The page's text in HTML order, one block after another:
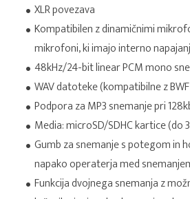
XLR povezava
Kompatibilen z dinamičnimi
mikrofoni, ki imajo interno
48kHz/24-bit linear PCM mono
WAV datoteke (kompatibilne z
Podpora za MP3 snemanje pri
Media: microSD/SDHC kartice (do
Gumb za snemanje s potegom in
napako operaterja med
Funkcija dvojnega snemanja z